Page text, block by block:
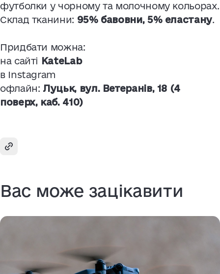
футболки у чорному та молочному кольорах.
Склад тканини: 95% бавовни, 5% еластану.
Придбати можна:
на сайті KateLab
в Instagram
офлайн: Луцьк, вул. Ветеранів, 18 (4
поверх, каб. 410)
Вас може зацікавити